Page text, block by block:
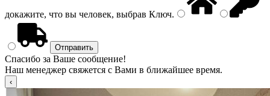
докажите, что вы человек, выбрав Ключ.
Спасибо за Ваше сообщение!
Наш менеджер свяжется с Вами в ближайшее время.